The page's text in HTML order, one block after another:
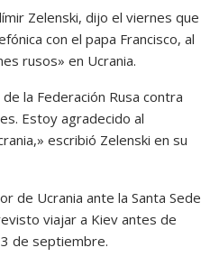
Zelenski, dijo el viernes que
con el papa Francisco, al
rusos» en Ucrania.
la Federación Rusa contra
Estoy agradecido al
escribió Zelenski en su
de Ucrania ante la Santa Sede
viajar a Kiev antes de
de septiembre.